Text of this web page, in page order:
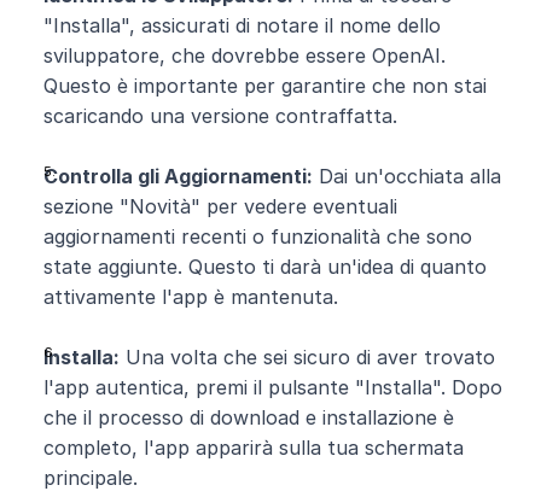
"Installa", assicurati di notare il nome dello
sviluppatore, che dovrebbe essere OpenAI.
Questo è importante per garantire che non stai
scaricando una versione contraffatta.
Controlla gli Aggiornamenti: Dai un'occhiata alla
sezione "Novità" per vedere eventuali
aggiornamenti recenti o funzionalità che sono
state aggiunte. Questo ti darà un'idea di quanto
attivamente l'app è mantenuta.
Installa: Una volta che sei sicuro di aver trovato
l'app autentica, premi il pulsante "Installa". Dopo
che il processo di download e installazione è
completo, l'app apparirà sulla tua schermata
principale.